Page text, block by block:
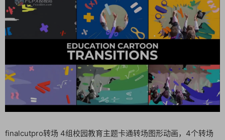
finalcutpro转场 4组校园教育主题卡通转场图形动画，4个转场